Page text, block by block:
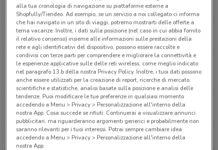
2.9 km
APERTO
Via Di Valle Aurelia, 30 Roma
3.7 km
APERTO
Via Del Tritone, 39/40 Roma
4.1 km
APERTO
Largo Boccea, 10A Roma
4.2 km
APERTO
Tutti i negozi Flying Tiger
alla tua cronologia di navigazione su piattaforme esterne a
Shopfully/Tiendeo. Ad esempio, se un servizio a noi collegato ci informa
che hai navigato in un sito di viaggi, potremo mostrarti delle offerte a
tema vacanze. Inoltre, i dati sulla posizione (nel caso in cui abbia fornito
il relativo consenso) insieme alle informazioni sulle prestazioni della
rete e agli identificativi del dispositivo, possono essere raccolte e
condivisi con terze parti per comprendere e migliorare la connettività e
le esperienze applicative sulle delle reti wireless, come meglio indicato
nel paragrafo 13.b della nostra Privacy Policy. Inoltre, i tuoi dati possono
anche essere utilizzati per la creazione di report, ricerche di mercato,
scientifiche e statistiche, analisi basate sulla posizione e analisi delle
tendenze. Puoi modificare le tue preferenze in qualsiasi momento
accedendo a Menu > Privacy > Personalizzazione all'interno della
nostra App. Cosa succede se rifiuti: Continuerai a visualizzare annunci
pubblicitari, ma riguarderanno argomenti generici e probabilmente non
saranno rilevanti per i tuoi interessi. Potrai sempre cambiare idea
accedendo a Menu > Privacy > Personalizzazione all'interno della
nostra App.